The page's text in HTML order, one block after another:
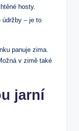
hosty.
údržby – je to
panuje zima.
v zimě také
jarní